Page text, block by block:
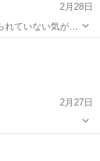
2月28日
ていない気がす
願っている証拠
2月27日